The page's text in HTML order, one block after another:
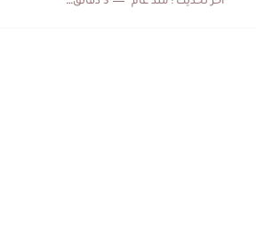
كابتن مانشستر يونايتد